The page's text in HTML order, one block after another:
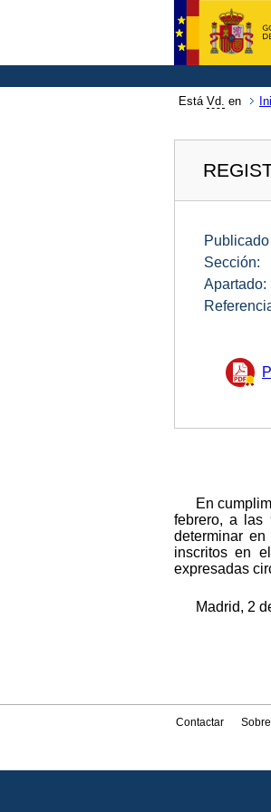
Está Vd. en
Publicado
Sección:
Apartado:
En
febrero, a las
determinar
inscritos en
expresadas
Madrid, 2
Contactar